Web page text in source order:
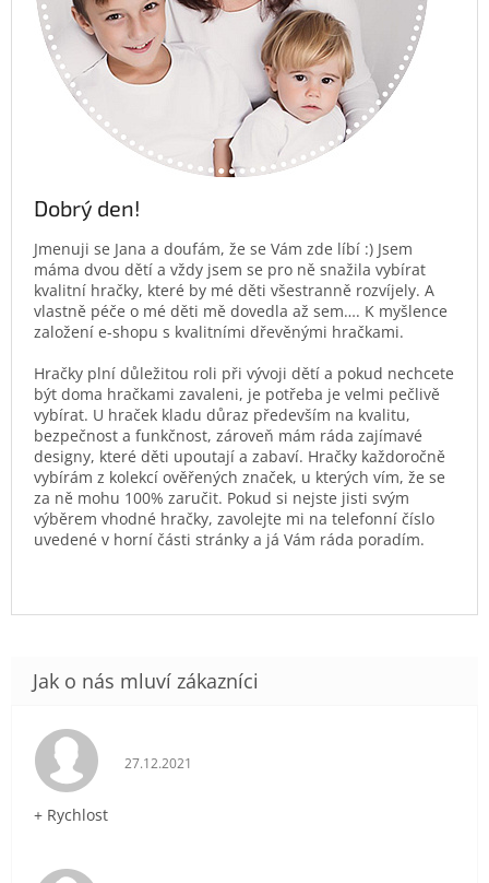
Dobrý den!
Jmenuji se Jana a doufám, že se Vám zde líbí :) Jsem
máma dvou dětí a vždy jsem se pro ně snažila vybírat
kvalitní hračky, které by mé děti všestranně rozvíjely. A
vlastně péče o mé děti mě dovedla až sem…. K myšlence
založení e-shopu s kvalitními dřevěnými hračkami.
Hračky plní důležitou roli při vývoji dětí a pokud nechcete
být doma hračkami zavaleni, je potřeba je velmi pečlivě
vybírat. U hraček kladu důraz především na kvalitu,
bezpečnost a funkčnost, zároveň mám ráda zajímavé
designy, které děti upoutají a zabaví. Hračky každoročně
vybírám z kolekcí ověřených značek, u kterých vím, že se
za ně mohu 100% zaručit. Pokud si nejste jisti svým
výběrem vhodné hračky, zavolejte mi na telefonní číslo
uvedené v horní části stránky a já Vám ráda poradím.
Hodnocení obchodu je 5 z 5 hvězdiček.
27.12.2021
+ Rychlost